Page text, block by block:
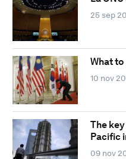
25 sep
What
10 nov
The
Pacific
09 nov